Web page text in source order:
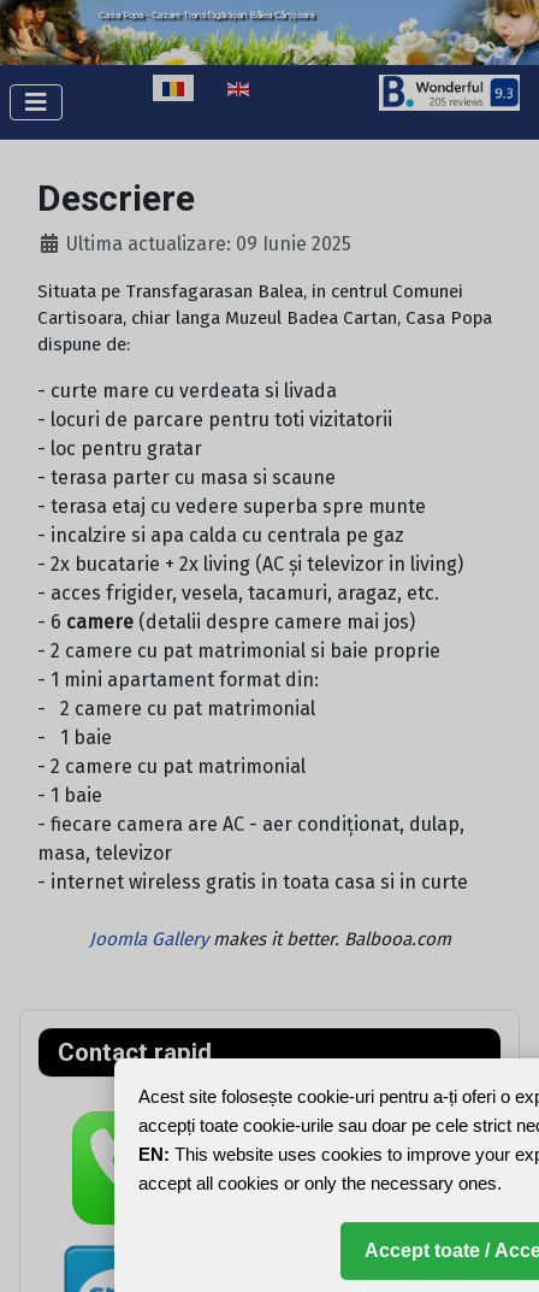
Casa Popa - Cazare Transfăgărășan Bâlea Cârțișoara
Casa Popa - Accommodation Transfagarasan Balea Cartisoara
Selectați limba dvs
Descriere
Ultima actualizare: 09 Iunie 2025
Situata pe Transfagarasan Balea, in centrul Comunei
Cartisoara, chiar langa Muzeul Badea Cartan, Casa Popa
dispune de:
- curte mare cu verdeata si livada
- locuri de parcare pentru toti vizitatorii
- loc pentru gratar
- terasa parter cu masa si scaune
- terasa etaj cu vedere superba spre munte
- incalzire si apa calda cu centrala pe gaz
- 2x bucatarie + 2x living (AC și televizor in living)
- acces frigider, vesela, tacamuri, aragaz, etc.
- 6 camere (detalii despre camere mai jos)
- 2 camere cu pat matrimonial si baie proprie
- 1 mini apartament format din:
- 2 camere cu pat matrimonial
- 1 baie
- 2 camere cu pat matrimonial
- 1 baie
- fiecare camera are AC - aer condiționat, dulap,
masa, televizor
- internet wireless gratis in toata casa si in curte
Joomla Gallerymakes it better. Balbooa.com
Contact rapid
Acest site folosește cookie-uri pentru a-ți oferi o
accepți toate cookie-urile sau doar pe cele strict
EN: This website uses cookies to improve your
accept all cookies or only the necessary ones.
Accept toate /